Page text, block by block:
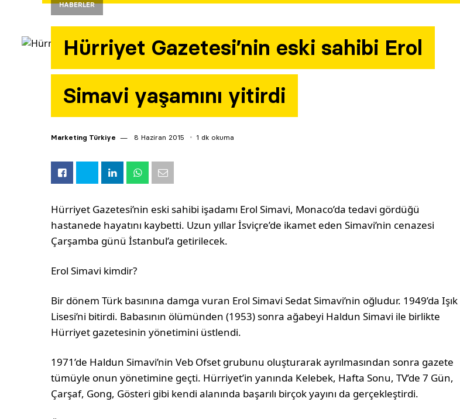
HABERLER
Hürriyet Gazetesi’nin eski sahibi Erol
Simavi yaşamını yitirdi
Marketing Türkiye 8 Haziran 2015 1 dk okuma
Hürriyet Gazetesi’nin eski sahibi işadamı Erol Simavi, Monaco’da tedavi gördüğü
hastanede hayatını kaybetti. Uzun yıllar İsviçre’de ikamet eden Simavi’nin cenazesi
Çarşamba günü İstanbul’a getirilecek.
Erol Simavi kimdir?
Bir dönem Türk basınına damga vuran Erol Simavi Sedat Simavi’nin oğludur. 1949’da Işık
Lisesi’ni bitirdi. Babasının ölümünden (1953) sonra ağabeyi Haldun Simavi ile birlikte
Hürriyet gazetesinin yönetimini üstlendi.
1971’de Haldun Simavi’nin Veb Ofset grubunu oluşturarak ayrılmasından sonra gazete
tümüyle onun yönetimine geçti. Hürriyet’in yanında Kelebek, Hafta Sonu, TV’de 7 Gün,
Çarşaf, Gong, Gösteri gibi kendi alanında başarılı birçok yayını da gerçekleştirdi.